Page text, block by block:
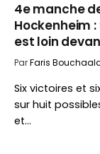
4e manche
Hockenheim
est loin
ParFaris
Six victoires et
sur huit
et…